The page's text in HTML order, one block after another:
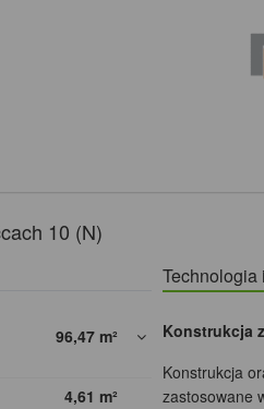
10 (N)
96,47 m²
4,61 m²
Technologia
Konstrukcja
Konstrukcja
zastosowane